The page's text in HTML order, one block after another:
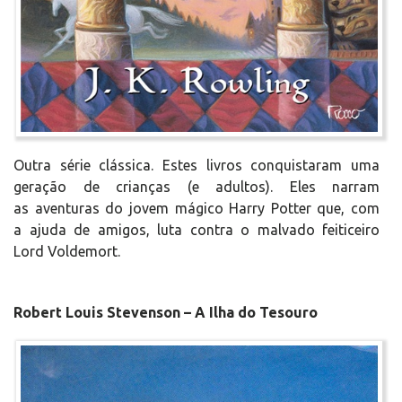
Outra série clássica. Estes livros conquistaram uma
geração de crianças (e adultos). Eles narram
as aventuras do jovem mágico Harry Potter que, com
a ajuda de amigos, luta contra o malvado feiticeiro
Lord Voldemort.
Robert Louis Stevenson – A Ilha do Tesouro